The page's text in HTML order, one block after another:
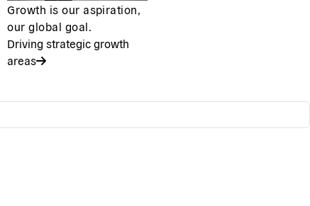
Growth is our aspiration,
our global goal.
Driving strategic growth
areas